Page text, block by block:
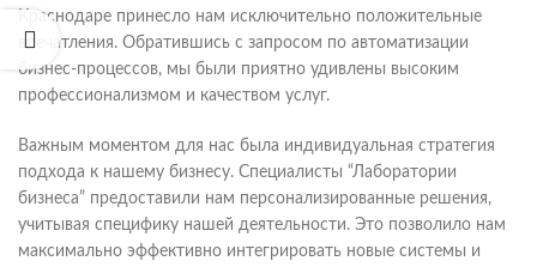
Краснодаре принесло нам исключительно положительные
впечатления. Обратившись с запросом по автоматизации
бизнес-процессов, мы были приятно удивлены высоким
профессионализмом и качеством услуг.
Важным моментом для нас была индивидуальная стратегия
подхода к нашему бизнесу. Специалисты “Лаборатории
бизнеса” предоставили нам персонализированные решения,
учитывая специфику нашей деятельности. Это позволило нам
максимально эффективно интегрировать новые системы и